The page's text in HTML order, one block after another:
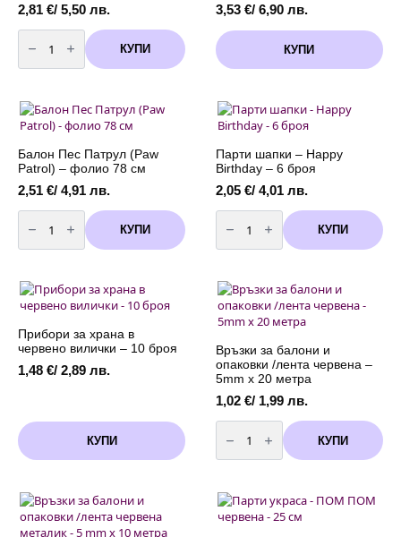
2,81 €/ 5,50 лв.
количество
за
Парти
чинии
(Paw
Patrol)
For
Action
|
20
cм
|
броя
КУПИ
3,53 €/ 6,90 лв.
КУПИ
Балон Пес Патрул (Paw
Patrol) – фолио 78 см
2,51 €/ 4,91 лв.
количество
за
Балон
Пес
Patrol)
-
фолио
см
КУПИ
Парти шапки – Happy
Birthday – 6 броя
2,05 €/ 4,01 лв.
количество
за
Парти
шапки
Birthday
-
6
броя
КУПИ
Прибори за храна в
червено вилички – 10 броя
1,48 €/ 2,89 лв.
КУПИ
Връзки за балони и
опаковки /лента червена –
5mm х 20 метра
1,02 €/ 1,99 лв.
количество
за
Връзки
за
опаковки
/
лента
КУПИ